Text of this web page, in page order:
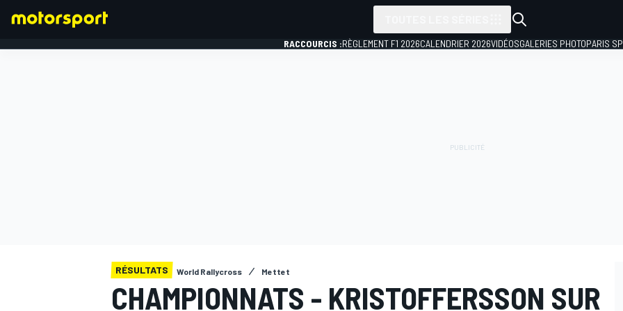
RACCOURCIS :RÈGLEMENT F1 2026CALENDRIER 2026VIDÉOSGALERIES PHOTOPARIS
RÉSULTATS World Rallycross Mettet
CHAMPIONNATS - KRISTOFFERSSON SUR